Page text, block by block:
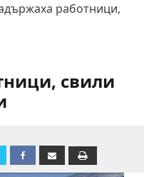
работници,
свили